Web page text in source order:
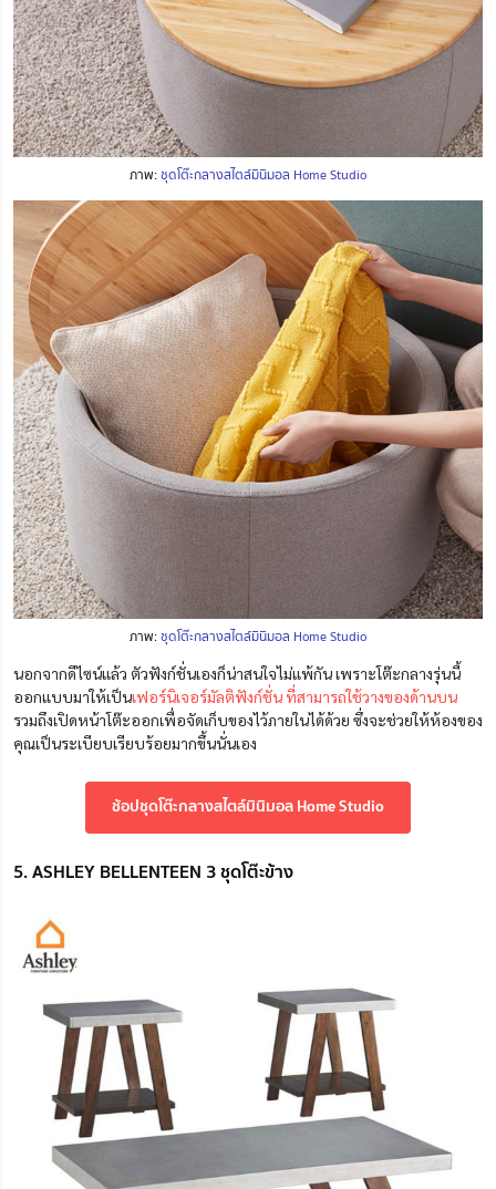
ภาพ:ชุดโต๊ะกลางสไตล์มินิมอล Home Studio
ภาพ:ชุดโต๊ะกลางสไตล์มินิมอล Home Studio
นอกจากดีไซน์แล้ว ตัวฟังก์ชั่นเองก็น่าสนใจไม่แพ้กัน เพราะโต๊ะกลางรุ่นนี้
ออกแบบมาให้เป็นเฟอร์นิเจอร์มัลติฟังก์ชั่น ที่สามารถใช้วางของด้านบน
รวมถึงเปิดหน้าโต๊ะออกเพื่อจัดเก็บของไว้ภายในได้ด้วย ซึ่งจะช่วยให้ห้องของ
คุณเป็นระเบียบเรียบร้อยมากขึ้นนั่นเอง
ช้อปชุดโต๊ะกลางสไตล์มินิมอล Home Studio
5. ASHLEY BELLENTEEN 3 ชุดโต๊ะข้าง